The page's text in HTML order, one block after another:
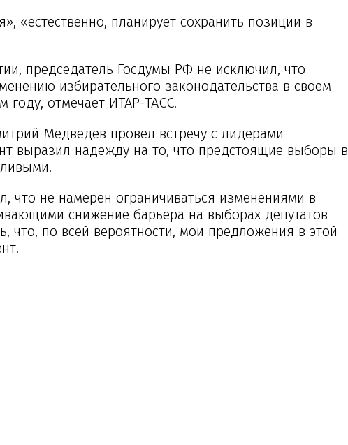
«естественно, планирует сохранить позиции в
председатель Госдумы РФ не исключил, что
избирательного законодательства в своем
отмечает ИТАР-ТАСС.
Медведев провел встречу с лидерами
выразил надежду на то, что предстоящие выборы в
что не намерен ограничиваться изменениями в
снижение барьера на выборах депутатов
что, по всей вероятности, мои предложения в этой